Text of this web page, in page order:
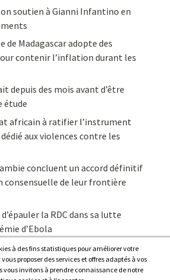
soutien à Gianni Infantino en
de Madagascar adopte des
contenir l’inflation durant les
depuis des mois avant d’être
étude
africain à ratifier l’instrument
aux violences contre les
concluent un accord définitif
de leur frontière
la RDC dans sa lutte
d’Ebola
à des fins statistiques pour améliorer votre
proposer des services et offres adaptés à vos
vous invitons à prendre connaissance de notre